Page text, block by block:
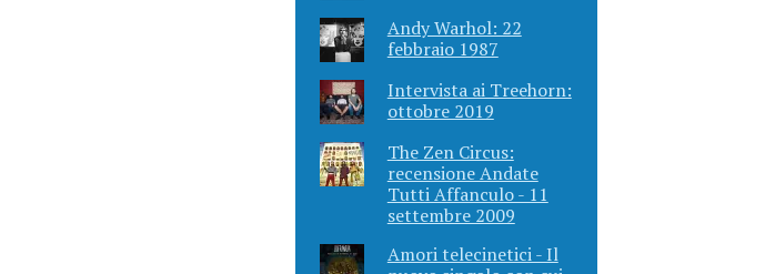
Andy Warhol: 22
febbraio 1987
Intervista ai Treehorn:
ottobre 2019
The Zen Circus:
recensione Andate
Tutti Affanculo - 11
settembre 2009
Amori telecinetici - Il